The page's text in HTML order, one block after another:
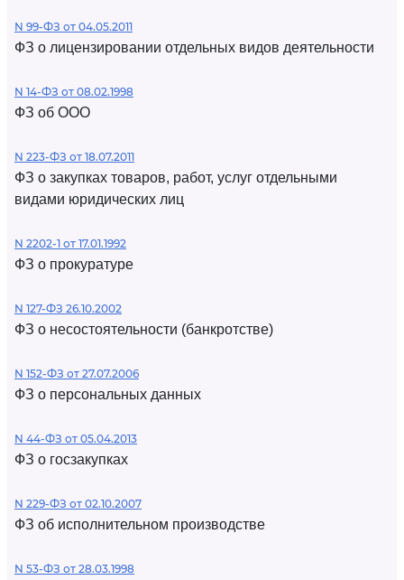
N 99-ФЗ от 04.05.2011
ФЗ о лицензировании отдельных видов деятельности
N 14-ФЗ от 08.02.1998
ФЗ об ООО
N 223-ФЗ от 18.07.2011
ФЗ о закупках товаров, работ, услуг отдельными
видами юридических лиц
N 2202-1 от 17.01.1992
ФЗ о прокуратуре
N 127-ФЗ 26.10.2002
ФЗ о несостоятельности (банкротстве)
N 152-ФЗ от 27.07.2006
ФЗ о персональных данных
N 44-ФЗ от 05.04.2013
ФЗ о госзакупках
N 229-ФЗ от 02.10.2007
ФЗ об исполнительном производстве
N 53-ФЗ от 28.03.1998